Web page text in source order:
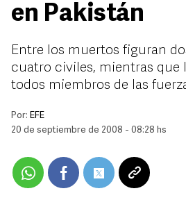
en Pakistán
Entre los muertos figuran
cuatro civiles, mientras que
todos miembros de las
Por: EFE
20 de septiembre de 2008 - 08:28 hs